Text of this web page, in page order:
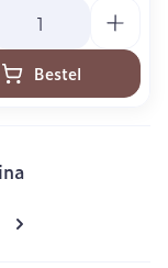
Bestel